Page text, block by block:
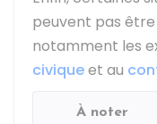
peuvent pas être
notamment les
civiqueet au
À noter